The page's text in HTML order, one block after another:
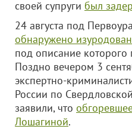
своей супруги был
24 августа под
обнаружено
под описание
Поздно вечером 3
экспертно-
России по
заявили, что
Лошагиной.